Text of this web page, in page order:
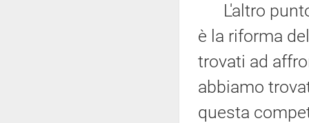
L'altro
è la riforma
trovati ad
abbiamo
questa